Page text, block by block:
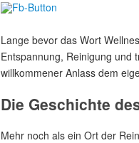
Lange bevor das Wort
Entspannung, Reinigung und
willkommener Anlass dem
Die Geschichte
Mehr noch als ein Ort der